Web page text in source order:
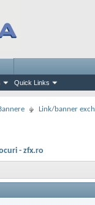
Quick Links
Link/banner
- zfx.ro